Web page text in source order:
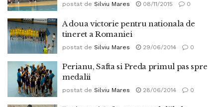
postat de Silviu Mares 08/11/2015 0
A doua victorie pentru nationala de
tineret a Romaniei
postat de Silviu Mares 29/06/2014 0
Perianu, Safta si Preda primul pas spre
medalii
postat de Silviu Mares 28/06/2014 0